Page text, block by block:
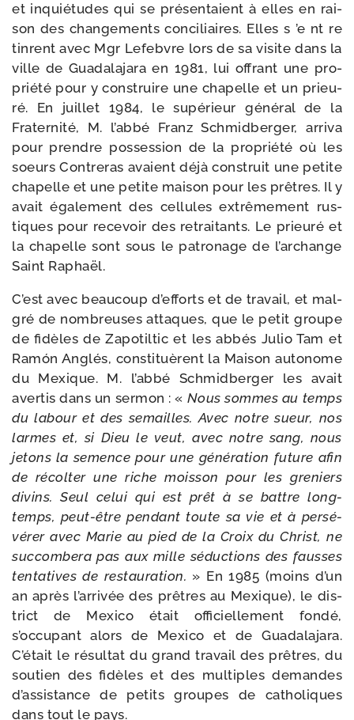
et inquié­tudes qui se pré­sen­taient à elles en rai­
son des chan­ge­ments conci­liaires. Elles s ’e nt re
tinrent avec Mgr Lefebvre lors de sa visite dans la
ville de Guadalajara en 1981, lui offrant une pro­
prié­té pour y construire une cha­pelle et un prieu­
ré. En juillet 1984, le supé­rieur géné­ral de la
Fraternité, M. l’abbé Franz Schmidberger, arri­va
pour prendre pos­ses­sion de la pro­prié­té où les
soeurs Contreras avaient déjà construit une petite
cha­pelle et une petite mai­son pour les prêtres. Il y
avait éga­le­ment des cel­lules extrê­me­ment rus­
tiques pour rece­voir des retrai­tants. Le prieu­ré et
la cha­pelle sont sous le patro­nage de l’archange
Saint Raphaël.
C’est avec beau­coup d’efforts et de tra­vail, et mal­
gré de nom­breuses attaques, que le petit groupe
de fidèles de Zapotiltic et les abbés Julio Tam et
Ramón Anglés, consti­tuèrent la Maison auto­nome
du Mexique. M. l’abbé Schmidberger les avait
aver­tis dans un ser­mon : « Nous sommes au temps
du labour et des semailles. Avec notre sueur, nos
larmes et, si Dieu le veut, avec notre sang, nous
jetons la semence pour une géné­ra­tion future afin
de récol­ter une riche mois­son pour les gre­niers
divins. Seul celui qui est prêt à se battre long­
temps, peut-​être pen­dant toute sa vie et à per­sé­
vé­rer avec Marie au pied de la Croix du Christ, ne
suc­com­be­ra pas aux mille séduc­tions des fausses
ten­ta­tives de res­tau­ra­tion. » En 1985 (moins d’un
an après l’arrivée des prêtres au Mexique), le dis­
trict de Mexico était offi­ciel­le­ment fon­dé,
s’occupant alors de Mexico et de Guadalajara.
C’était le résul­tat du grand tra­vail des prêtres, du
sou­tien des fidèles et des mul­tiples demandes
d’assistance de petits groupes de catho­liques
dans tout le pays.